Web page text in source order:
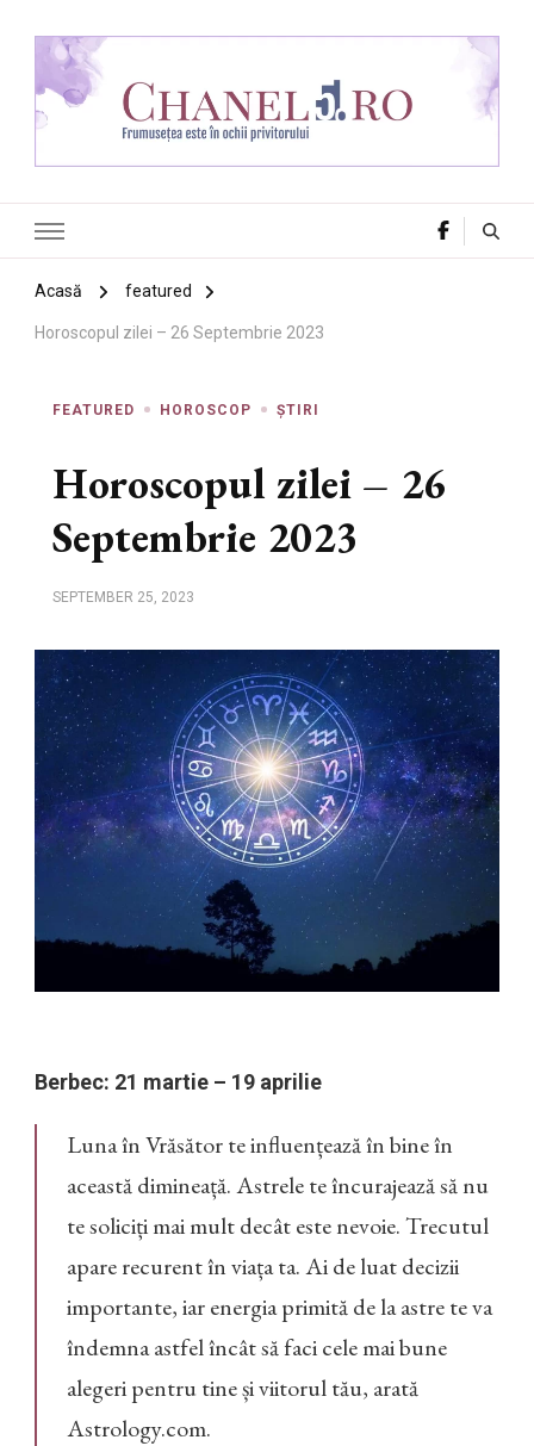
Acasă featured
Horoscopul zilei – 26 Septembrie 2023
FEATURED HOROSCOP ȘTIRI
Horoscopul zilei – 26
Septembrie 2023
SEPTEMBER 25, 2023
Berbec: 21 martie – 19 aprilie
Luna în Vrăsător te influențează în bine în
această dimineață. Astrele te încurajează să nu
te soliciți mai mult decât este nevoie. Trecutul
apare recurent în viața ta. Ai de luat decizii
importante, iar energia primită de la astre te va
îndemna astfel încât să faci cele mai bune
alegeri pentru tine și viitorul tău, arată
Astrology.com.